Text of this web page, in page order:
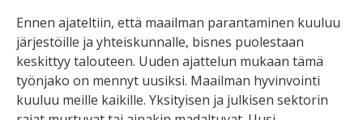
Ennen ajateltiin, että maailman parantaminen kuuluu
järjestöille ja yhteiskunnalle, bisnes puolestaan
keskittyy talouteen. Uuden ajattelun mukaan tämä
työnjako on mennyt uusiksi. Maailman hyvinvointi
kuuluu meille kaikille. Yksityisen ja julkisen sektorin